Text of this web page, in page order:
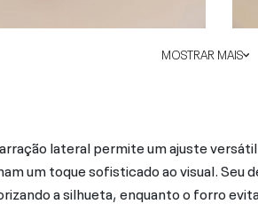
MOSTRAR MAIS
lateral permite um ajuste
um toque sofisticado ao visual.
a silhueta, enquanto o forro